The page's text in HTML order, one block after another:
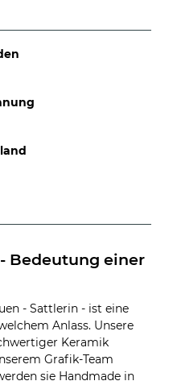
Bedeutung einer
- Sattlerin - ist eine
Anlass. Unsere
Keramik
Grafik-Team
sie Handmade in